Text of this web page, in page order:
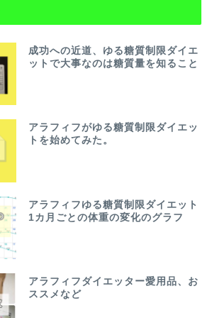
成功への近道、ゆる糖質制限ダイエ
ットで大事なのは糖質量を知ること
アラフィフがゆる糖質制限ダイエッ
トを始めてみた。
アラフィフゆる糖質制限ダイエット
1カ月ごとの体重の変化のグラフ
アラフィフダイエッター愛用品、お
ススメなど